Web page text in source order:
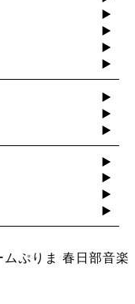
ぷりま 春日部音楽